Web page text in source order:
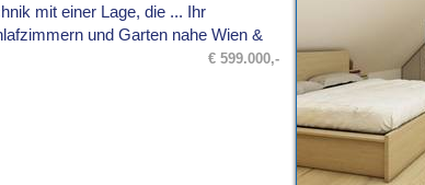
mit einer Lage, die ... Ihr
und Garten nahe Wien &
€ 599.000,-